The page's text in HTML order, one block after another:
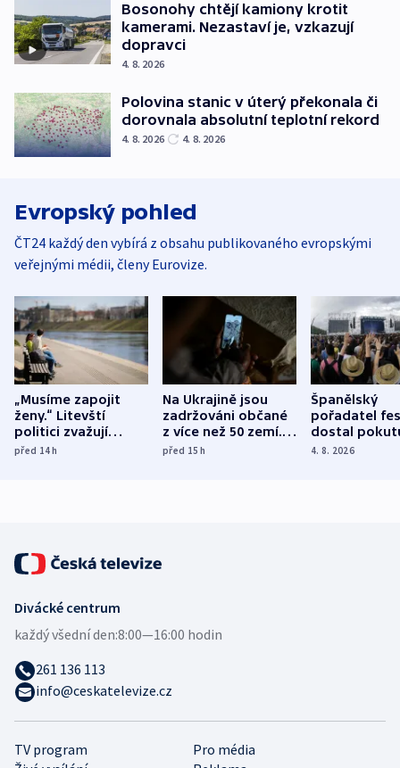
Bosonohy chtějí kamiony krotit
kamerami. Nezastaví je, vzkazují
dopravci
4. 8. 2026
Polovina stanic v úterý překonala či
dorovnala absolutní teplotní rekord
4. 8. 2026 4. 8. 2026
Evropský pohled
ČT24 každý den vybírá z obsahu publikovaného evropskými
veřejnými médii, členy Eurovize.
„Musíme zapojit
ženy.“ Litevští
politici zvažují
dohodu o
před 14h
Na Ukrajině jsou
zadržováni občané
z více než 50 zemí.
Bojovali na straně
před 15h
Španělský
pořadatel
dostal
nekalé
4. 8. 2026
TV program
Pro média
Divácké centrum
každý všední den:8:00—16:00 hodin
261 136 113
info@ceskatelevize.cz